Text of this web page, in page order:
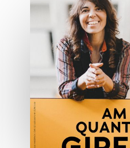
Spezial:
Lifestyle
JETZT
ONLINE